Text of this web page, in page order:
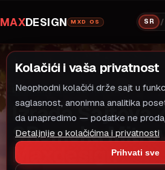
MAXDESIGN MXD OS SR /
LOKALNI MODEL RASTA
Izrada Sajtova
SRemska
Maxdesign
Kolačići i vaša privatnost
Neophodni kolačići drže sajt u
saglasnost, anonimna analitika
da unapredimo — podatke ne
Detaljnije o kolačićima i privatnosti
Prihvati sve